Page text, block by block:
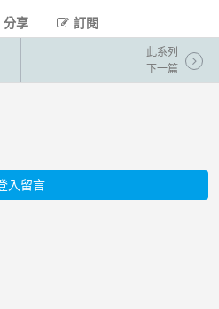
分享 訂閱
此系列
下一篇
入留言